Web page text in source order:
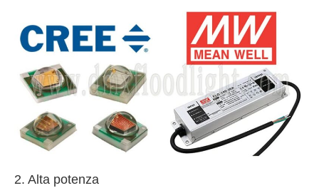
2. Alta potenza